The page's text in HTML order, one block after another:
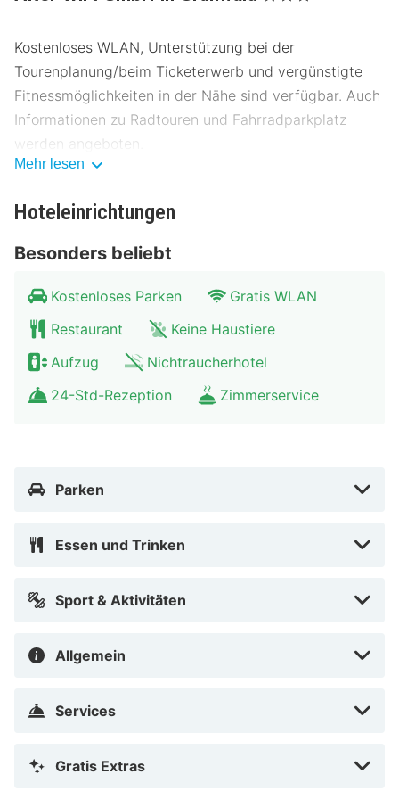
Kostenloses WLAN, Unterstützung bei der
Tourenplanung/beim Ticketerwerb und vergünstigte
Fitnessmöglichkeiten in der Nähe sind verfügbar. Auch
Informationen zu Radtouren und Fahrradparkplatz
werden angeboten.
auch per Zimmerservice (bitte Zeiten beachten)
kannst du an der Bar/Lounge stillen. Ein inbegriffenes
bis 10:00 Uhr angeboten.
Die Hotelstars Union vergibt offiziell
Sternebeurteilungen für Unterkünfte in diesem Land:
Deutschland. Diese Unterkunft erhielt 3 stars.
Tagungsräume. Vor Ort gibt es Folgendes: Parken ohne
steht zur Verfügung. Die Badezimmer bieten
Austattung gehören Telefone ebenso wie Schreibtische
Entfernungen werden bis auf 0,1 Kilometer gerundet.
km Brauerei Paulaner am Nockherberg – 10,6 km
Mehr lesen
Hoteleinrichtungen
Besonders beliebt
Kostenloses Parken
Gratis WLAN
Restaurant
Keine Haustiere
Aufzug
Nichtraucherhotel
24-Std-Rezeption
Zimmerservice
Parken
Essen und Trinken
Sport & Aktivitäten
Allgemein
Services
Gratis Extras